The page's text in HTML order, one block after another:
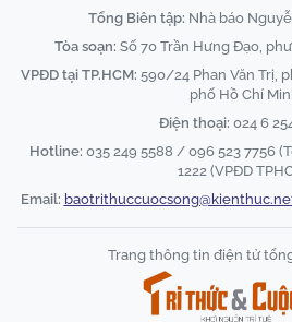
Tổng Biên tập: Nhà báo
Tòa soạn: Số 70 Trần Hưng Đạo,
VPĐD tại TP.HCM: 590/24 Phan Văn Trị,
phố Hồ Chí
Điện thoại: 024 6
Hotline: 035 249 5588 / 096 523 7756
1222 (VPĐD
Email:
Trang thông tin điện tử